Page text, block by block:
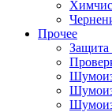
Прочее
Защита